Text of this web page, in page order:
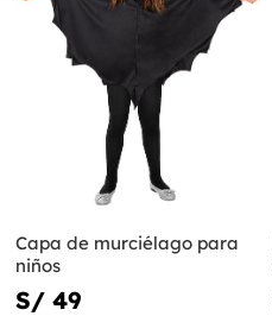
Capa de murciélago para
niños
S/ 49